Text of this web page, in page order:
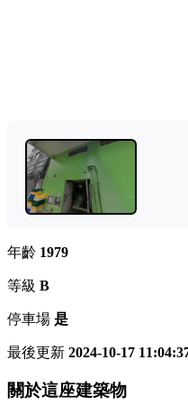
年齡 1979
等級 B
停車場 是
最後更新 2024-10-17
關於這座建築物